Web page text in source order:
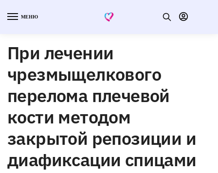
МЕНЮ
При лечении
чрезмыщелкового
перелома плечевой
кости методом
закрытой репозиции и
диафиксации спицами